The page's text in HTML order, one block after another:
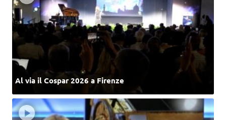
Al via il Cospar 2026 a Firenze